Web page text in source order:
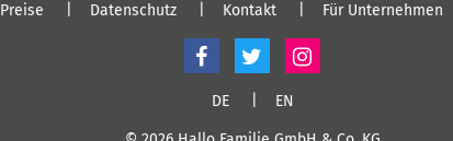
Preise Datenschutz Kontakt Für Unternehmen
DE EN